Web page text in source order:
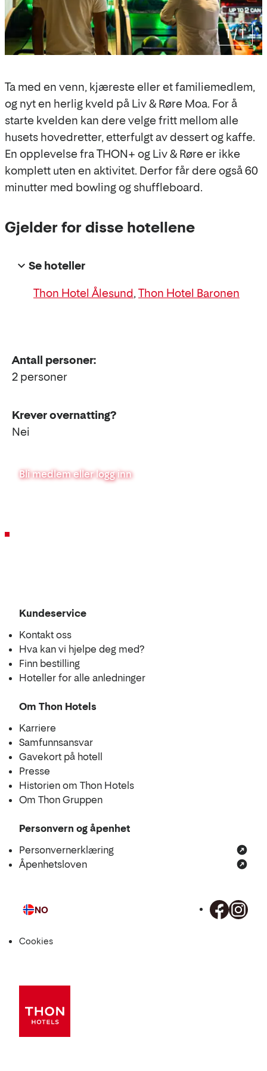
1 /1
Ta med en venn, kjæreste eller et familiemedlem,
og nyt en herlig kveld på Liv & Røre Moa. For å
starte kvelden kan dere velge fritt mellom alle
husets hovedretter, etterfulgt av dessert og kaffe.
En opplevelse fra THON+ og Liv & Røre er ikke
komplett uten en aktivitet. Derfor får dere også 60
minutter med bowling og shuffleboard.
Gjelder for disse hotellene
Se hoteller
Thon Hotel Ålesund, Thon Hotel Baronen
Antall personer:
2 personer
Krever overnatting?
Nei
Bli medlem eller logg inn
Kundeservice
Kontakt oss
Hva kan vi hjelpe deg med?
Finn bestilling
Hoteller for alle anledninger
Om Thon Hotels
Karriere
Samfunnsansvar
Gavekort på hotell
Presse
Historien om Thon Hotels
Om Thon Gruppen
Personvern og åpenhet
Personvernerklæring
Åpenhetsloven
Språk
NO
Cookies